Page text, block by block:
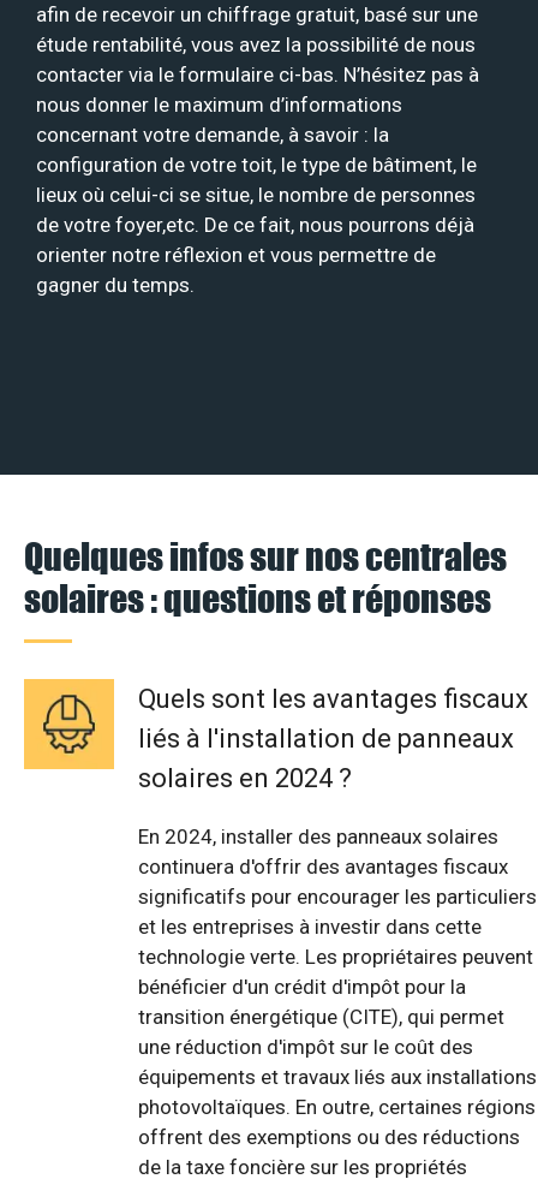
afin de recevoir un chiffrage gratuit, basé sur une
étude rentabilité, vous avez la possibilité de nous
contacter via le formulaire ci-bas. N’hésitez pas à
nous donner le maximum d’informations
concernant votre demande, à savoir : la
configuration de votre toit, le type de bâtiment, le
lieux où celui-ci se situe, le nombre de personnes
de votre foyer,etc. De ce fait, nous pourrons déjà
orienter notre réflexion et vous permettre de
gagner du temps.
Quelques infos sur nos centrales
solaires : questions et réponses
Quels sont les avantages fiscaux
liés à l'installation de panneaux
solaires en 2024 ?
En 2024, installer des panneaux solaires
continuera d'offrir des avantages fiscaux
significatifs pour encourager les particuliers
et les entreprises à investir dans cette
technologie verte. Les propriétaires peuvent
bénéficier d'un crédit d'impôt pour la
transition énergétique (CITE), qui permet
une réduction d'impôt sur le coût des
équipements et travaux liés aux installations
photovoltaïques. En outre, certaines régions
offrent des exemptions ou des réductions
de la taxe foncière sur les propriétés